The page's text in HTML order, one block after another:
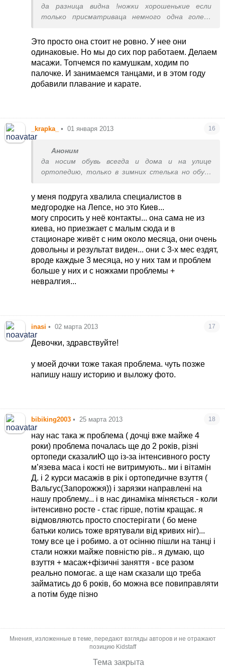
да разница видна !ножки хорошенькие если
только присматриваца немного одна голень
замичают.идеально ровных ног у людей просто
не бывает!
надеюсь с возрстом у нас тоже такие станут
Это просто она стоит не ровно. У нее они
одинаковые. Но мы до сих пор работаем. Делаем
масажи. Топчемся по камушкам, ходим по
палочке. И занимаемся танцами, и в этом году
добавили плавание и карате.
_krapka_ • 01 января 2013 16
Аноним
да носим обувь всегда и дома и на улице
ортопедию, только в зимних стелька но обувь
бассеин не получится нет у нас такого в городе
к сожилению(((массаж делаем курсами по 10-
15дней каждый месяц полтора
расскажите подробней про хорошего
специолиста в каком городе?как связаца?можес
свозим ребенка весной как потиплеет
у меня подруга хвалила специалистов в
медгородке на Лепсе, но это Киев...
могу спросить у неё контакты... она сама не из
киева, но приезжает с малым сюда и в
стационаре живёт с ним около месяца, они очень
довольны и результат виден... они с 3-х мес ездят,
вроде каждые 3 месяца, но у них там и проблем
больше у них и с ножками проблемы +
невралгия...
inasi • 02 марта 2013 17
Девочки, здравствуйте!
у моей дочки тоже такая проблема. чуть позже
напишу нашу историю и выложу фото.
bibiking2003 • 25 марта 2013 18
нау нас така ж проблема ( дочці вже майже 4
роки) проблема почалась ще до 2 років, різні
ортопеди сказалиЮ що із-за інтенсивного росту
м’язева маса і кості не витримують.. ми і вітамін
Д. і 2 курси масажів в рік і ортопедичне взуття (
Вальгус(Запорожжя)) і зарязки направлені на
нашу проблему... і в нас динаміка міняється - коли
інтенсивно росте - стає гірше, потім кращає. я
відмовляютсь просто спостерігати ( бо мене
батьки колись тоже врятували від кривих ніг)...
тому все це і робимо. а от осінню пішли на танці і
стали ножки майже повністю рів.. я думаю, що
взуття + масаж+фізичні заняття - все разом
реально помогає. а ще нам сказали що треба
займатись до 6 років, бо можна все повиправляти
а потім буде пізно
Мнения, изложенные в теме, передают взгляды авторов и не отражают
позицию Kidstaff
Тема закрыта